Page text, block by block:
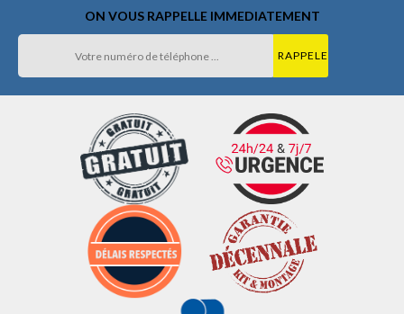
ON VOUS RAPPELLE IMMEDIATEMENT